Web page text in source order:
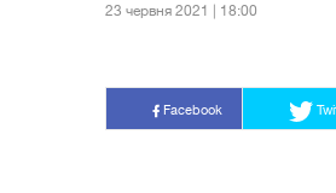
23 червня 2021 | 18:00
Facebook